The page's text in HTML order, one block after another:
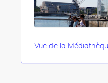
Vue de la